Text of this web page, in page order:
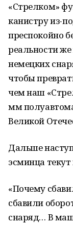
«Стрелком»
канистру из-
преспокойно
реальности
немецких
чтобы
чем наш
мм
Великой
Дальше
эсминца
«Почему
сбавили
снаряд… В